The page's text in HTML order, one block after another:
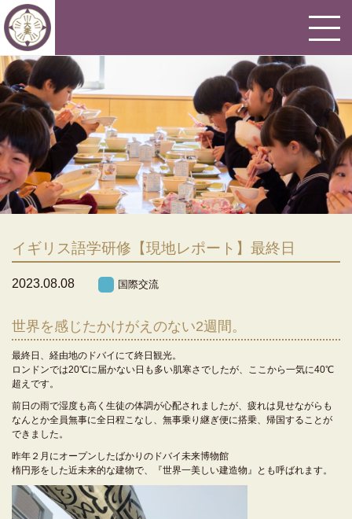
イギリス語学研修【現地レポート】最終日
2023.08.08 国際交流
世界を感じたかけがえのない2週間。
最終日、経由地のドバイにて終日観光。
ロンドンでは20℃に届かない日も多い肌寒さでしたが、ここから一気に40℃
超えです。
前日の雨で湿度も高く生徒の体調が心配されましたが、疲れは見せながらも
なんとか全員無事に全日程こなし、無事乗り継ぎ便に搭乗、帰国することが
できました。
昨年２月にオープンしたばかりのドバイ未来博物館
楕円形をした近未来的な建物で、『世界一美しい建造物』とも呼ばれます。